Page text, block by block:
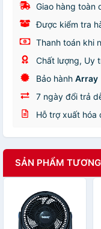
Giao hàng toàn
Được kiểm tra
Thanh toán khi
Chất lượng, Uy
Bảo hành Array
7 ngày đổi trả
Hỗ trợ xuất hóa
SẢN PHẨM